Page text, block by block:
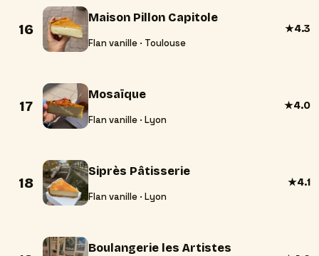
16
Maison Pillon Capitole
Flan vanille · Toulouse
★4.3
17
Mosaïque
Flan vanille · Lyon
★4.0
18
Siprès Pâtisserie
Flan vanille · Lyon
★4.1
Boulangerie les Artistes